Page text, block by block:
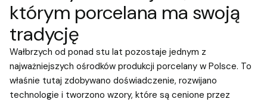
którym porcelana ma swoją
tradycję
Wałbrzych od ponad stu lat pozostaje jednym z
najważniejszych ośrodków produkcji porcelany w Polsce. To
właśnie tutaj zdobywano doświadczenie, rozwijano
technologie i tworzono wzory, które są cenione przez